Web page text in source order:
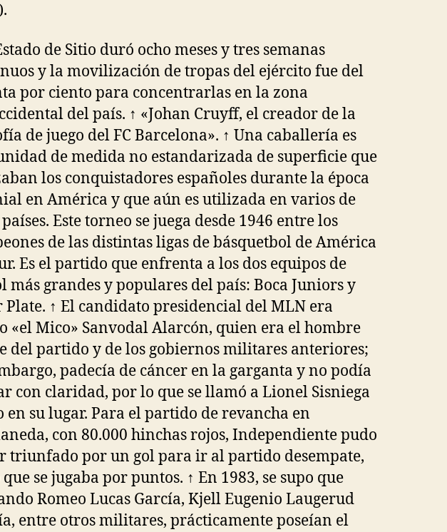
de Sitio duró ocho meses y tres semanas
y la movilización de tropas del ejército fue del
por ciento para concentrarlas en la zona
del país. ↑ «Johan Cruyff, el creador de la
de juego del FC Barcelona». ↑ Una caballería es
de medida no estandarizada de superficie que
los conquistadores españoles durante la época
en América y que aún es utilizada en varios de
países. Este torneo se juega desde 1946 entre los
de las distintas ligas de básquetbol de América
Es el partido que enfrenta a los dos equipos de
más grandes y populares del país: Boca Juniors y
Plate. ↑ El candidato presidencial del MLN era
«el Mico» Sanvodal Alarcón, quien era el hombre
del partido y de los gobiernos militares anteriores;
padecía de cáncer en la garganta y no podía
con claridad, por lo que se llamó a Lionel Sisniega
en su lugar. Para el partido de revancha en
con 80.000 hinchas rojos, Independiente pudo
triunfado por un gol para ir al partido desempate,
se jugaba por puntos. ↑ En 1983, se supo que
Romeo Lucas García, Kjell Eugenio Laugerud
entre otros militares, prácticamente poseían el